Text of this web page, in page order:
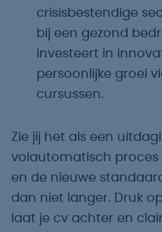
crisisbestendige
bij een gezond
investeert in
persoonlijke groei
cursussen.
Zie jij het als een
volautomatisch proces
en de nieuwe
dan niet langer. Druk
laat je cv achter en